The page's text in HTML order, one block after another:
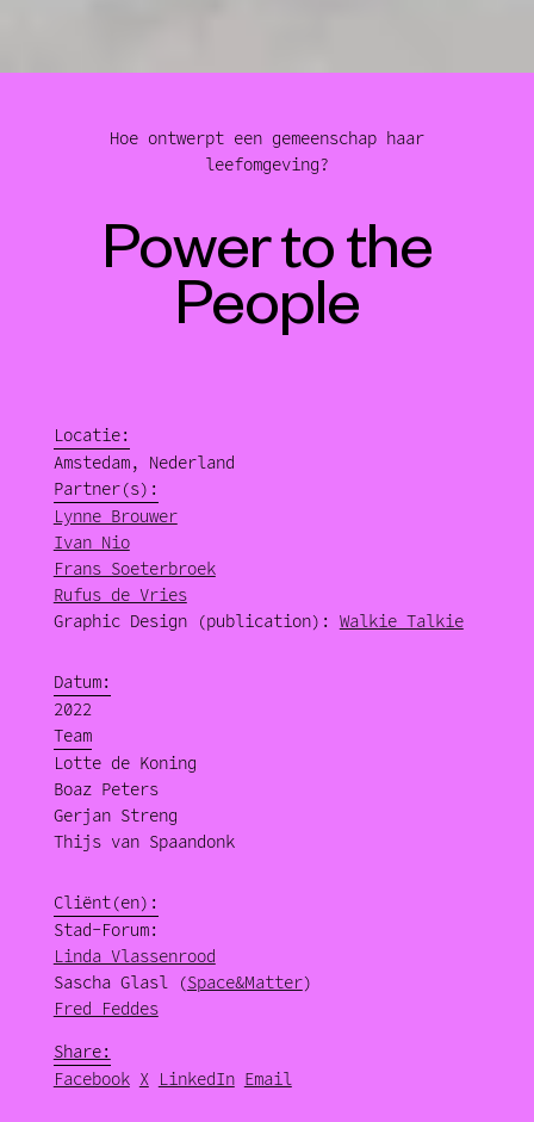
Hoe ontwerpt een gemeenschap haar
leefomgeving?
Power to the
People
Locatie:
Amstedam, Nederland
Partner(s):
Lynne Brouwer
Ivan Nio
Frans Soeterbroek
Rufus de Vries
Graphic Design (publication): Walkie Talkie
Datum:
2022
Team
Lotte de Koning
Boaz Peters
Gerjan Streng
Thijs van Spaandonk
Cliënt(en):
Stad-Forum:
Linda Vlassenrood
Sascha Glasl (Space&Matter)
Fred Feddes
Share:
Facebook X LinkedIn Email